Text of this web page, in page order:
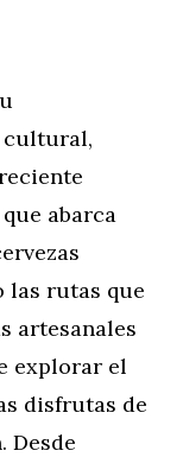
cultural,
abarca
las rutas que
artesanales
explorar el
disfrutas de
Desde